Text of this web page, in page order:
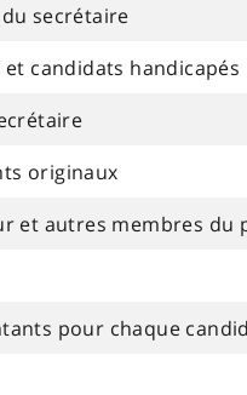
secrétaire
et candidats handicapés
originaux
et autres membres du
pour chaque